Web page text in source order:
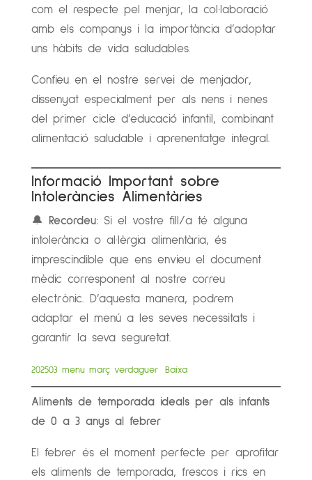
com el respecte pel menjar, la col·laboració
amb els companys i la importància d’adoptar
uns hàbits de vida saludables.
Confieu en el nostre servei de menjador,
dissenyat especialment per als nens i nenes
del primer cicle d’educació infantil, combinant
alimentació saludable i aprenentatge integral.
Informació Important sobre
Intoleràncies Alimentàries
🔔 Recordeu:Si el vostre fill/a té alguna
intolerància o al·lèrgia alimentària, és
imprescindible que ens envieu el document
mèdic corresponent al nostre correu
electrònic. D’aquesta manera, podrem
adaptar el menú a les seves necessitats i
garantir la seva seguretat.
202503 menu març verdaguer Baixa
Aliments de temporada ideals per als infants
de 0 a 3 anys al febrer
El febrer és el moment perfecte per aprofitar
els aliments de temporada, frescos i rics en